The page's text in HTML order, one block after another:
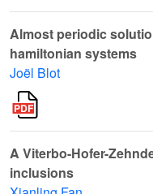
Almost periodic
hamiltonian systems
Joël Blot
A Viterbo-Hofer-
inclusions